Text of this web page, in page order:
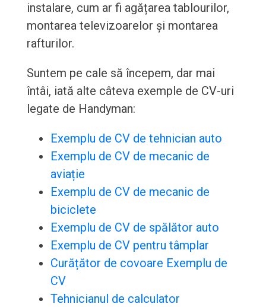
instalare, cum ar fi agățarea tablourilor,
montarea televizoarelor și montarea
rafturilor.
Suntem pe cale să începem, dar mai
întâi, iată alte câteva exemple de CV-uri
legate de Handyman:
Exemplu de CV de tehnician auto
Exemplu de CV de mecanic de
aviație
Exemplu de CV de mecanic de
biciclete
Exemplu de CV de spălător auto
Exemplu de CV pentru tâmplar
Curățător de covoare Exemplu de
CV
Tehnicianul de calculator